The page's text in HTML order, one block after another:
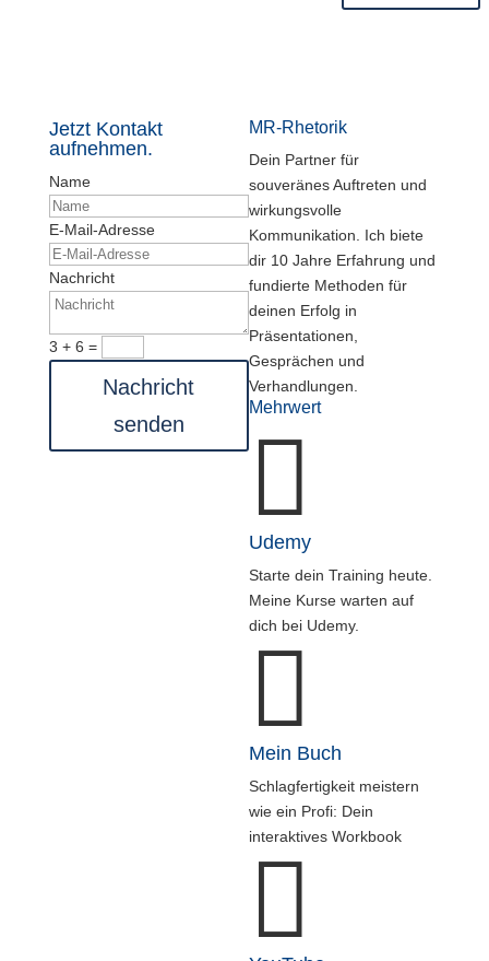
Jetzt Kontakt
aufnehmen.
Name
E-Mail-Adresse
Nachricht
3 + 6 =
Nachricht
senden
MR-Rhetorik
Dein Partner für
souveränes Auftreten und
wirkungsvolle
Kommunikation. Ich biete
dir 10 Jahre Erfahrung und
fundierte Methoden für
deinen Erfolg in
Präsentationen,
Gesprächen und
Verhandlungen.
Mehrwert

Udemy
Starte dein Training heute.
Meine Kurse warten auf
dich bei Udemy.

Mein Buch
Schlagfertigkeit meistern
wie ein Profi: Dein
interaktives Workbook
